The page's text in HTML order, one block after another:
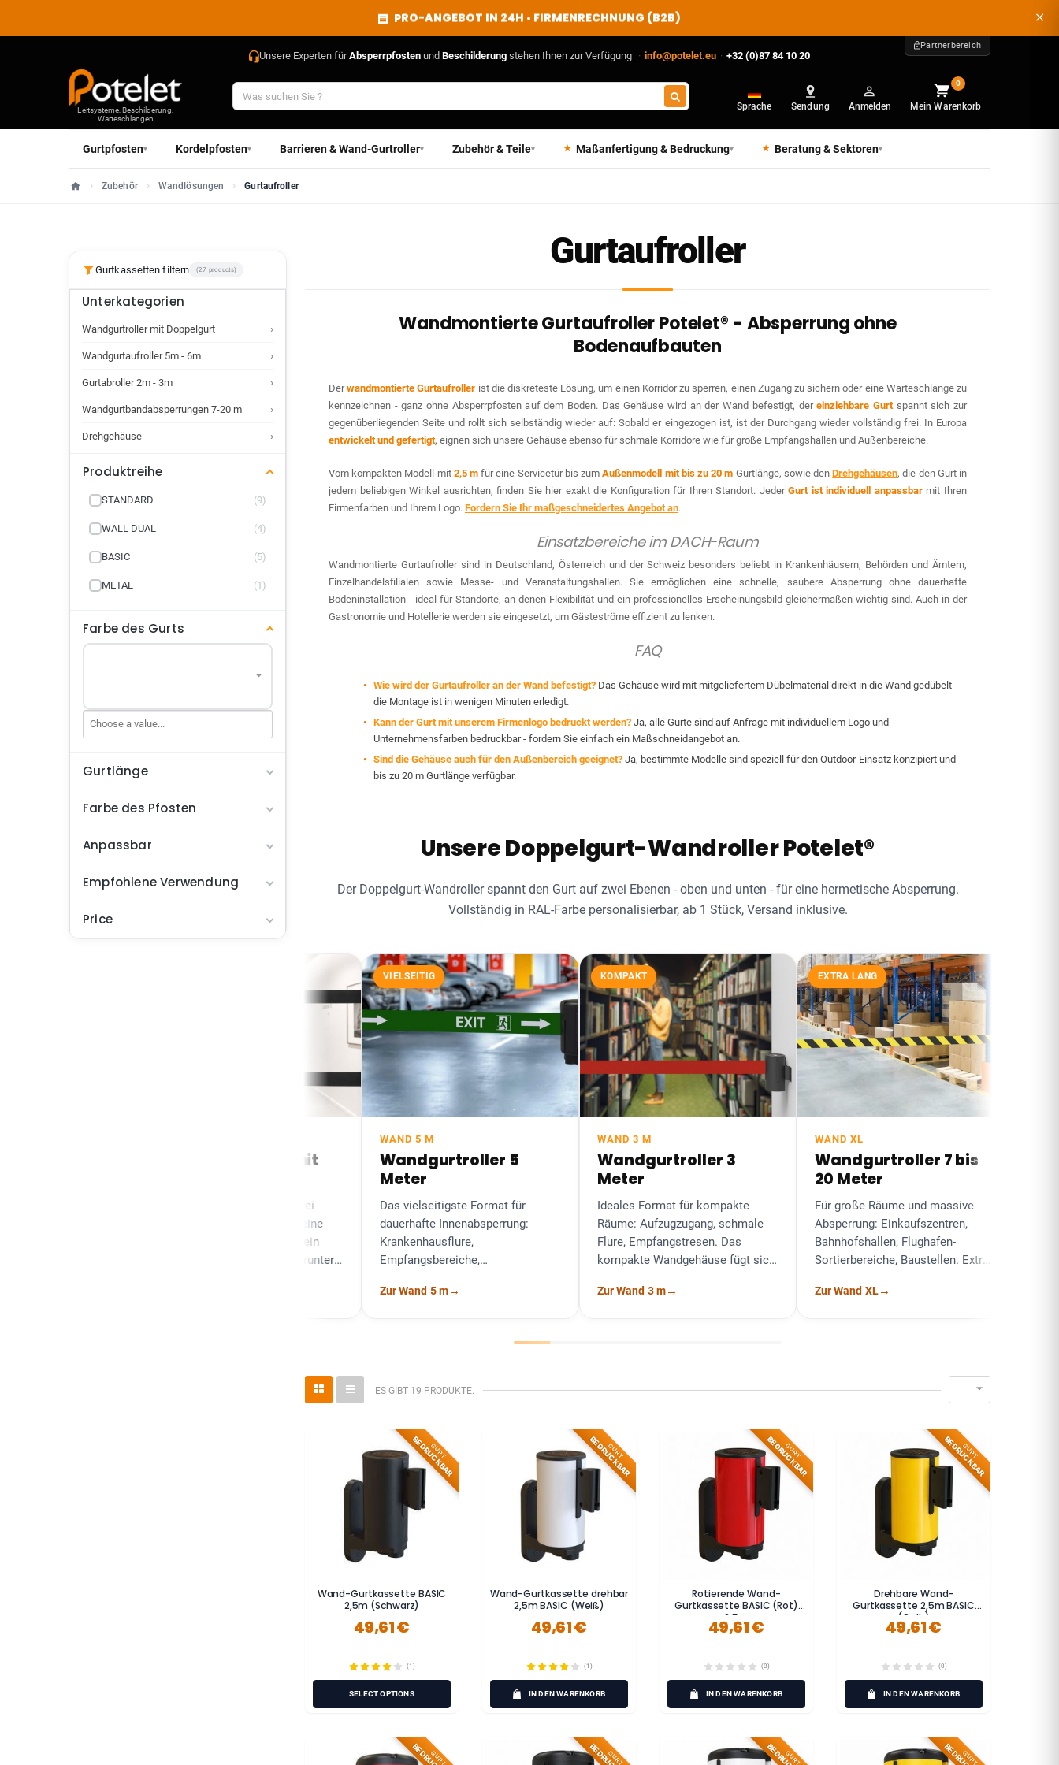
PRO-ANGEBOT IN 24H • FIRMENRECHNUNG (B2B)
Unsere Experten fürAbsperrpfosten und Beschilderung stehen Ihnen zur Verfügung · info@potelet.eu · +32 (0)87 84 10 20
Partnerbereich
Leitsysteme, Beschilderung,
Warteschlangen
Sprache Sendung Anmelden
0
Mein Warenkorb
Gurtpfosten▾ Kordelpfosten▾ Barrieren & Wand-Gurtroller▾ Zubehör & Teile▾ Maßanfertigung & Bedruckung▾ Beratung & Sektoren▾
Startseite
Zubehör Wandlösungen Gurtaufroller
Gurtkassetten filtern (27 products)
Unterkategorien
Wandgurtroller mit Doppelgurt ›
Wandgurtaufroller 5m - 6m ›
Gurtabroller 2m - 3m ›
Wandgurtbandabsperrungen 7-20 m ›
Drehgehäuse ›
Produktreihe
STANDARD (9)
WALL DUAL (4)
BASIC (5)
METAL (1)
Farbe des Gurts
Gurtlänge
Farbe des Pfosten
Anpassbar
Empfohlene Verwendung
Price
Gurtaufroller
Wandmontierte Gurtaufroller Potelet® - Absperrung ohne
Bodenaufbauten
Derwandmontierte Gurtaufroller ist die diskreteste Lösung, um einen Korridor zu sperren, einen Zugang zu sichern oder eine Warteschlange zu
kennzeichnen - ganz ohne Absperrpfosten auf dem Boden. Das Gehäuse wird an der Wand befestigt, dereinziehbare Gurtspannt sich zur
gegenüberliegenden Seite und rollt sich selbständig wieder auf: Sobald er eingezogen ist, ist der Durchgang wieder vollständig frei. In Europa
entwickelt und gefertigt, eignen sich unsere Gehäuse ebenso für schmale Korridore wie für große Empfangshallen und Außenbereiche.
Vom kompakten Modell mit 2,5 m für eine Servicetür bis zumAußenmodell mit bis zu 20 m Gurtlänge, sowie denDrehgehäusen, die den Gurt in
jedem beliebigen Winkel ausrichten, finden Sie hier exakt die Konfiguration für Ihren Standort. JederGurt ist individuell anpassbarmit Ihren
Firmenfarben und Ihrem Logo. Fordern Sie Ihr maßgeschneidertes Angebot an.
Einsatzbereiche im DACH-Raum
Wandmontierte Gurtaufroller sind in Deutschland, Österreich und der Schweiz besonders beliebt in Krankenhäusern, Behörden und Ämtern,
Einzelhandelsfilialen sowie Messe- und Veranstaltungshallen. Sie ermöglichen eine schnelle, saubere Absperrung ohne dauerhafte
Bodeninstallation - ideal für Standorte, an denen Flexibilität und ein professionelles Erscheinungsbild gleichermaßen wichtig sind. Auch in der
Gastronomie und Hotellerie werden sie eingesetzt, um Gästeströme effizient zu lenken.
FAQ
Wie wird der Gurtaufroller an der Wand befestigt? Das Gehäuse wird mit mitgeliefertem Dübelmaterial direkt in die Wand gedübelt -
die Montage ist in wenigen Minuten erledigt.
Kann der Gurt mit unserem Firmenlogo bedruckt werden? Ja, alle Gurte sind auf Anfrage mit individuellem Logo und
Unternehmensfarben bedruckbar - fordern Sie einfach ein Maßschneidangebot an.
Sind die Gehäuse auch für den Außenbereich geeignet? Ja, bestimmte Modelle sind speziell für den Outdoor-Einsatz konzipiert und
bis zu 20 m Gurtlänge verfügbar.
Unsere Doppelgurt-Wandroller Potelet®
Der Doppelgurt-Wandroller spannt den Gurt auf zwei Ebenen - oben und unten - für eine hermetische Absperrung.
Vollständig in RAL-Farbe personalisierbar, ab 1 Stück, Versand inklusive.
VIELSEITIG
WAND 5 M
Wandgurtroller 5
Meter
Das vielseitigste Format für
dauerhafte Innenabsperrung:
Krankenhausflure,
Empfangsbereiche,
deckt die meisten
Zur Wand 5 m→
KOMPAKT
WAND 3 M
Wandgurtroller 3
Meter
Ideales Format für kompakte
Räume: Aufzugzugang, schmale
Flure, Empfangstresen. Das
kompakte Wandgehäuse fügt sich
Zur Wand 3 m→
EXTRA LANG
WAND XL
Wandgurtroller 7 bis
20 Meter
Für große Räume und massive
Absperrung: Einkaufszentren,
Bahnhofshallen, Flughafen-
Sortierbereiche, Baustellen. Extra-
Ausführung.
Zur Wand XL→
ES GIBT 19 PRODUKTE. 
GURT
BEDRUCKBAR
Wand-Gurtkassette BASIC
2,5m (Schwarz)
49,61 €
(1)
SELECT OPTIONS
GURT
BEDRUCKBAR
Wand-Gurtkassette drehbar
2,5m BASIC (Weiß)
49,61 €
(1)
IN DEN WARENKORB
GURT
BEDRUCKBAR
Rotierende Wand-
Gurtkassette BASIC (Rot)
2,5m
49,61 €
(0)
IN DEN WARENKORB
GURT
BEDRUCKBAR
Drehbare Wand-
Gurtkassette 2,5m BASIC
(Gelb)
49,61 €
(0)
IN DEN WARENKORB
GURT GURT GURT GURT